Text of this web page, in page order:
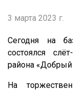
3 марта 2023 г.
Сегодня на
состоялся
района «Добрый
На